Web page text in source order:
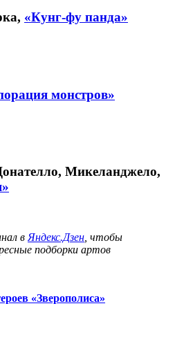
«Кунг-фу панда»
монстров»
Микеланджело,
в Яндекс.Дзен , чтобы
подборки артов
«Зверополиса»